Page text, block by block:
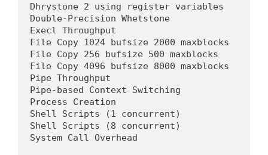
Dhrystone 2 using register variables
Double-Precision Whetstone
Execl Throughput
File Copy 1024 bufsize 2000 maxblocks
File Copy 256 bufsize 500 maxblocks
File Copy 4096 bufsize 8000 maxblocks
Pipe Throughput
Pipe-based Context Switching
Process Creation
Shell Scripts (1 concurrent)
Shell Scripts (8 concurrent)
System Call Overhead